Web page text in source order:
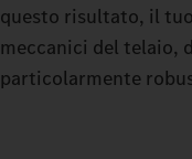
questo risultato, il
meccanici del telaio,
particolarmente